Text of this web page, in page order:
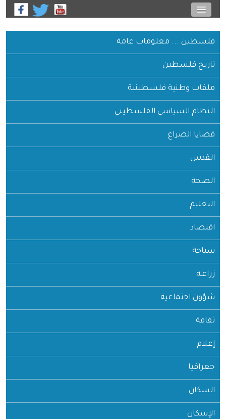
فلسطين ... معلومات عامة
تاريخ فلسطين
ملفات وطنية فلسطينية
النظام السياسي الفلسطيني
قضايا الصراع
القدس
الصحة
التعليم
اقتصاد
سياحة
زراعـة
شؤون اجتماعية
ثقافة
إعلام
جغرافيا
السكان
الإسكان